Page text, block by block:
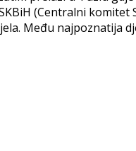
(Centralni
Među najpoznatija